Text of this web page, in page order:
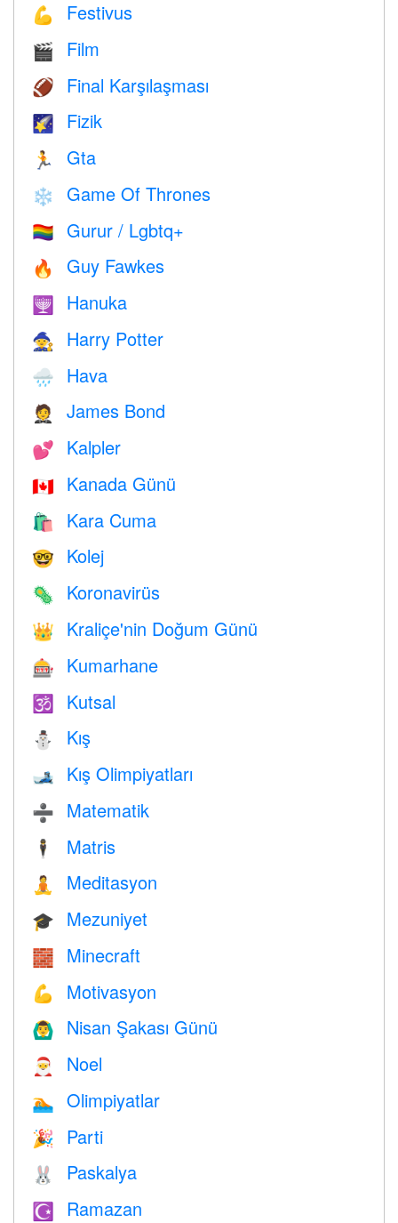
💪 Festivus
🎬 Film
🏈 Final Karşılaşması
🌠 Fizik
🏃 Gta
❄️ Game Of Thrones
🏳️‍🌈 Gurur / Lgbtq+
🔥 Guy Fawkes
🕎 Hanuka
🧙 Harry Potter
🌧 Hava
🤵 James Bond
💕 Kalpler
🇨🇦 Kanada Günü
🛍 Kara Cuma
🤓 Kolej
🦠 Koronavirüs
👑 Kraliçe'nin Doğum Günü
🎰 Kumarhane
🕉 Kutsal
⛄ Kış
🎿 Kış Olimpiyatları
➗ Matematik
🕴️ Matris
🧘 Meditasyon
🎓 Mezuniyet
🧱 Minecraft
💪 Motivasyon
🙆‍♂️ Nisan Şakası Günü
🎅 Noel
🏊 Olimpiyatlar
🎉 Parti
🐰 Paskalya
☪️ Ramazan